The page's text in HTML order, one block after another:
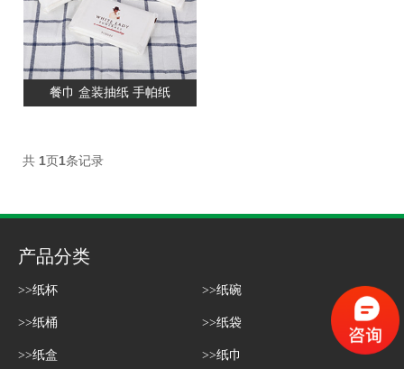
餐巾 盒装抽纸 手帕纸
共 1页1条记录
产品分类
>>纸杯 >>纸碗
>>纸桶 >>纸袋
>>纸盒 >>纸巾